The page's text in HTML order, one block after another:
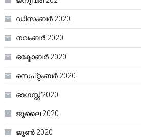
ഡിസംബർ 2020
നവംബർ 2020
ഒക്ടോബർ 2020
സെപ്റ്റംബർ 2020
ഓഗസ്റ്റ്‌ 2020
ജൂലൈ 2020
ജൂൺ 2020